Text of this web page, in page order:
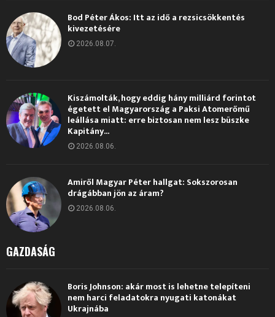
Bod Péter Ákos: Itt az idő a rezsicsökkentés
kivezetésére
2026.08.07.
Kiszámolták, hogy eddig hány milliárd forintot
égetett el Magyarország a Paksi Atomerőmű
leállása miatt: erre biztosan nem lesz büszke
Kapitány...
2026.08.06.
Amiről Magyar Péter hallgat: Sokszorosan
drágábban jön az áram?
2026.08.06.
GAZDASÁG
Boris Johnson: akár most is lehetne telepíteni
nem harci feladatokra nyugati katonákat
Ukrajnába